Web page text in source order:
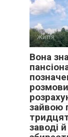
Життя
Вона
зайвою
заводі